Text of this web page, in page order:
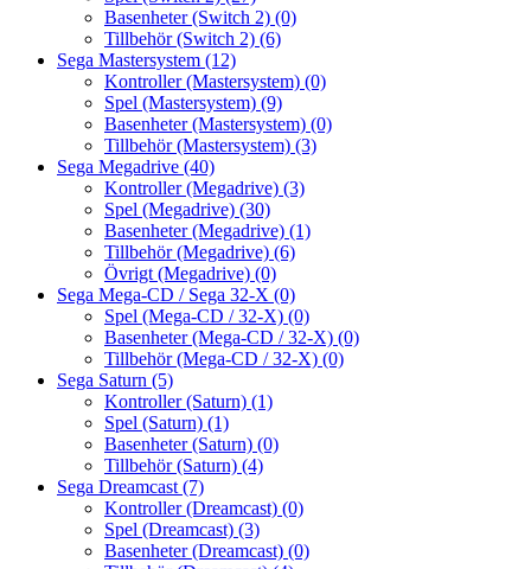
Basenheter (Switch 2) (0)
Tillbehör (Switch 2) (6)
Sega Mastersystem (12)
Kontroller (Mastersystem) (0)
Spel (Mastersystem) (9)
Basenheter (Mastersystem) (0)
Tillbehör (Mastersystem) (3)
Sega Megadrive (40)
Kontroller (Megadrive) (3)
Spel (Megadrive) (30)
Basenheter (Megadrive) (1)
Tillbehör (Megadrive) (6)
Övrigt (Megadrive) (0)
Sega Mega-CD / Sega 32-X (0)
Spel (Mega-CD / 32-X) (0)
Basenheter (Mega-CD / 32-X) (0)
Tillbehör (Mega-CD / 32-X) (0)
Sega Saturn (5)
Kontroller (Saturn) (1)
Spel (Saturn) (1)
Basenheter (Saturn) (0)
Tillbehör (Saturn) (4)
Sega Dreamcast (7)
Kontroller (Dreamcast) (0)
Spel (Dreamcast) (3)
Basenheter (Dreamcast) (0)